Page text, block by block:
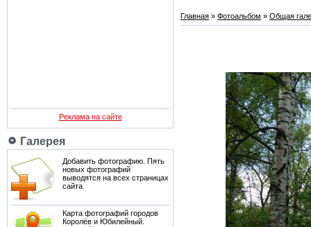
Реклама на сайте
Галерея
Добавить фотографию. Пять
новых фотографий
выводятся на всех страницах
сайта
Карта фотографий городов
Королёв и Юбилейный.
Главная » Фотоальбом » Общая